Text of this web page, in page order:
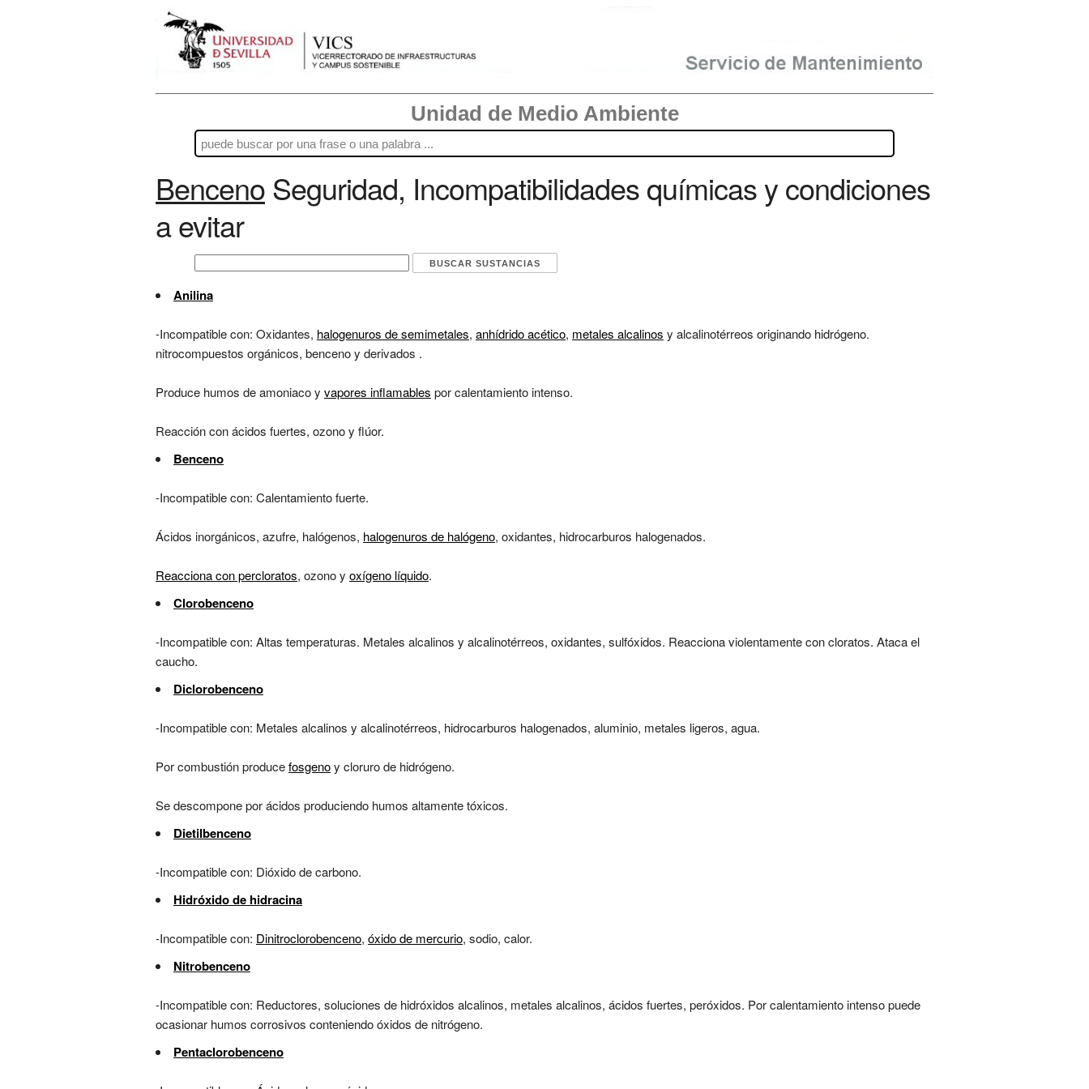
Unidad de Medio Ambiente
BencenoSeguridad, Incompatibilidades químicas y condiciones
a evitar
Anilina
-Incompatible con: Oxidantes, halogenuros de semimetales, anhídrido acético, metales alcalinos y alcalinotérreos originando hidrógeno.
nitrocompuestos orgánicos, benceno y derivados .
Produce humos de amoniaco y vapores inflamables por calentamiento intenso.
Reacción con ácidos fuertes, ozono y flúor.
Benceno
-Incompatible con: Calentamiento fuerte.
Ácidos inorgánicos, azufre, halógenos, halogenuros de halógeno, oxidantes, hidrocarburos halogenados.
Reacciona con percloratos, ozono y oxígeno líquido.
Clorobenceno
-Incompatible con: Altas temperaturas. Metales alcalinos y alcalinotérreos, oxidantes, sulfóxidos. Reacciona violentamente con cloratos. Ataca el
caucho.
Diclorobenceno
-Incompatible con: Metales alcalinos y alcalinotérreos, hidrocarburos halogenados, aluminio, metales ligeros, agua.
Por combustión producefosgenoy cloruro de hidrógeno.
Se descompone por ácidos produciendo humos altamente tóxicos.
Dietilbenceno
-Incompatible con: Dióxido de carbono.
Hidróxido de hidracina
-Incompatible con: Dinitroclorobenceno, óxido de mercurio, sodio, calor.
Nitrobenceno
-Incompatible con: Reductores, soluciones de hidróxidos alcalinos, metales alcalinos, ácidos fuertes, peróxidos. Por calentamiento intenso puede
ocasionar humos corrosivos conteniendo óxidos de nitrógeno.
Pentaclorobenceno